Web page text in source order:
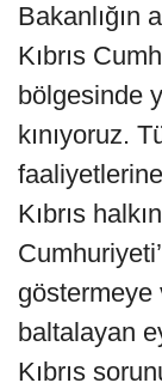
​Bakanlığın
Kıbrıs
bölgesinde
kınıyoruz.
Kıbrıs
göstermeye
baltalayan
Kıbrıs